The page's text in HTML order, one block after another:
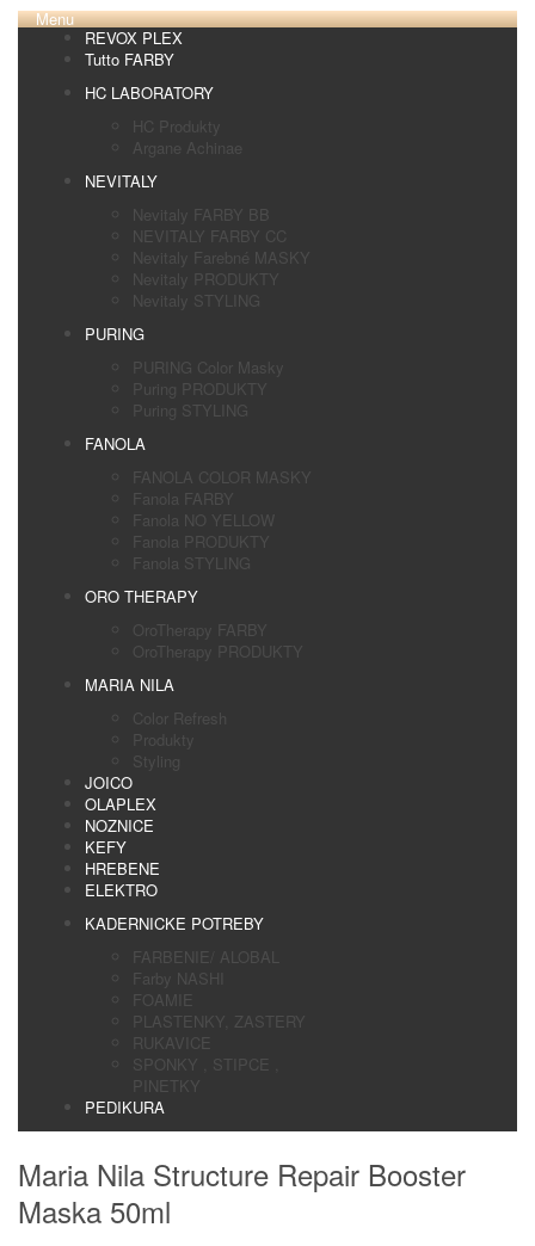
Menu
REVOX PLEX
Tutto FARBY
HC LABORATORY
HC Produkty
Argane Achinae
NEVITALY
Nevitaly FARBY BB
NEVITALY FARBY CC
Nevitaly Farebné MASKY
Nevitaly PRODUKTY
Nevitaly STYLING
PURING
PURING Color Masky
Puring PRODUKTY
Puring STYLING
FANOLA
FANOLA COLOR MASKY
Fanola FARBY
Fanola NO YELLOW
Fanola PRODUKTY
Fanola STYLING
ORO THERAPY
OroTherapy FARBY
OroTherapy PRODUKTY
MARIA NILA
Color Refresh
Produkty
Styling
JOICO
OLAPLEX
NOZNICE
KEFY
HREBENE
ELEKTRO
KADERNICKE POTREBY
FARBENIE/ ALOBAL
Farby NASHI
FOAMIE
PLASTENKY, ZASTERY
RUKAVICE
SPONKY , STIPCE ,
PINETKY
PEDIKURA
Maria Nila Structure Repair Booster
Maska 50ml